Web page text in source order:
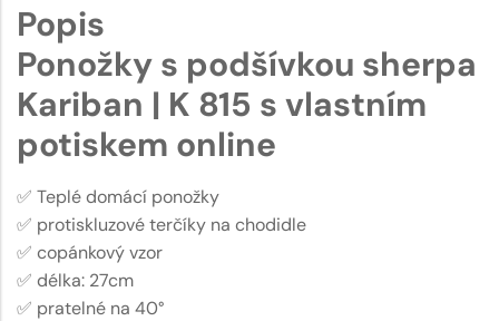
Popis
Ponožky s podšívkou sherpa
Kariban | K 815 s vlastním
potiskem online
✅ Teplé domácí ponožky
✅ protiskluzové terčíky na chodidle
✅ copánkový vzor
✅ délka: 27cm
✅ pratelné na 40°